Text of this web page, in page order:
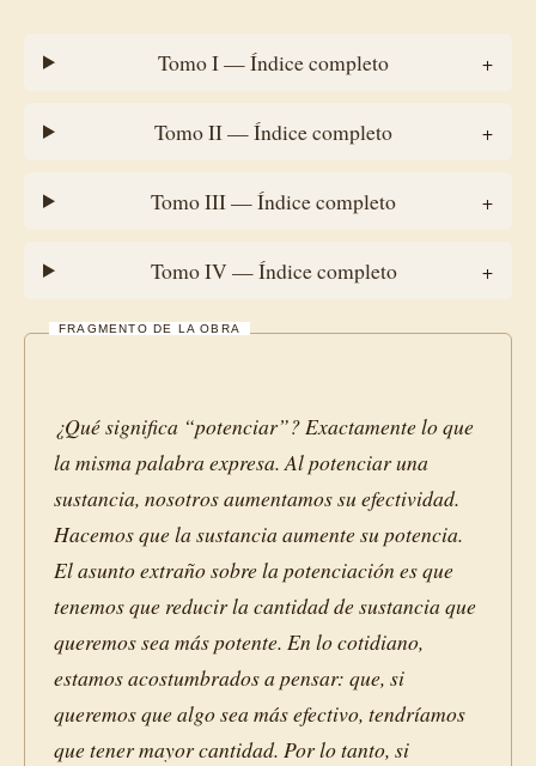
Tomo I — Índice completo +
Tomo II — Índice completo +
Tomo III — Índice completo +
Tomo IV — Índice completo +
FRAGMENTO DE LA OBRA
¿Qué significa “potenciar”? Exactamente lo que
la misma palabra expresa. Al potenciar una
sustancia, nosotros aumentamos su efectividad.
Hacemos que la sustancia aumente su potencia.
El asunto extraño sobre la potenciación es que
tenemos que reducir la cantidad de sustancia que
queremos sea más potente. En lo cotidiano,
estamos acostumbrados a pensar: que, si
queremos que algo sea más efectivo, tendríamos
que tener mayor cantidad. Por lo tanto, si